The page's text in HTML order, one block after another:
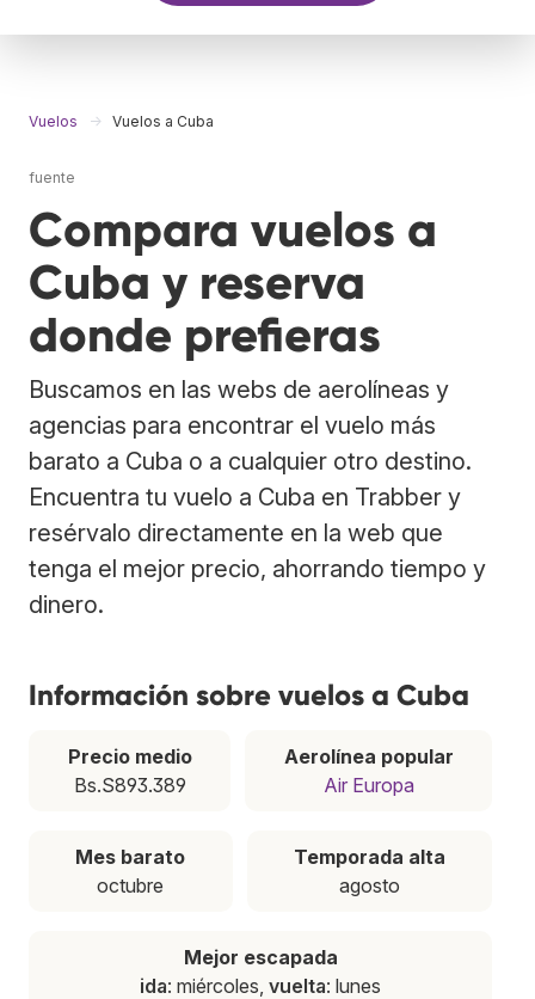
Vuelos Vuelos a Cuba
fuente
Compara vuelos a
Cuba y reserva
donde prefieras
Buscamos en las webs de aerolíneas y
agencias para encontrar el vuelo más
barato a Cuba o a cualquier otro destino.
Encuentra tu vuelo a Cuba en Trabber y
resérvalo directamente en la web que
tenga el mejor precio, ahorrando tiempo y
dinero.
Información sobre vuelos a Cuba
Precio medio
Bs.S893.389
Aerolínea popular
Air Europa
Mes barato
octubre
Temporada alta
agosto
Mejor escapada
ida: miércoles, vuelta: lunes